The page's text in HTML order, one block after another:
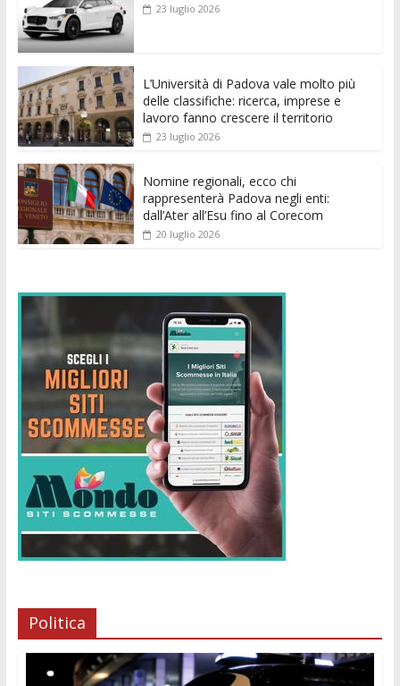
o
o
k p er
23 luglio 2026
L’Università di Padova vale molto più
delle classifiche: ricerca, imprese e
lavoro fanno crescere il territorio
23 luglio 2026
Nomine regionali, ecco chi
rappresenterà Padova negli enti:
dall’Ater all’Esu fino al Corecom
20 luglio 2026
Politica